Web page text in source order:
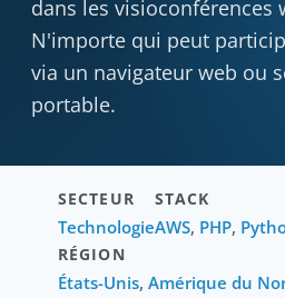
dans les visioconférences
N'importe qui peut
via un navigateur web ou
portable.
SECTEUR
Technologie
STACK
AWS, PHP,
RÉGION
États-Unis, Amérique du